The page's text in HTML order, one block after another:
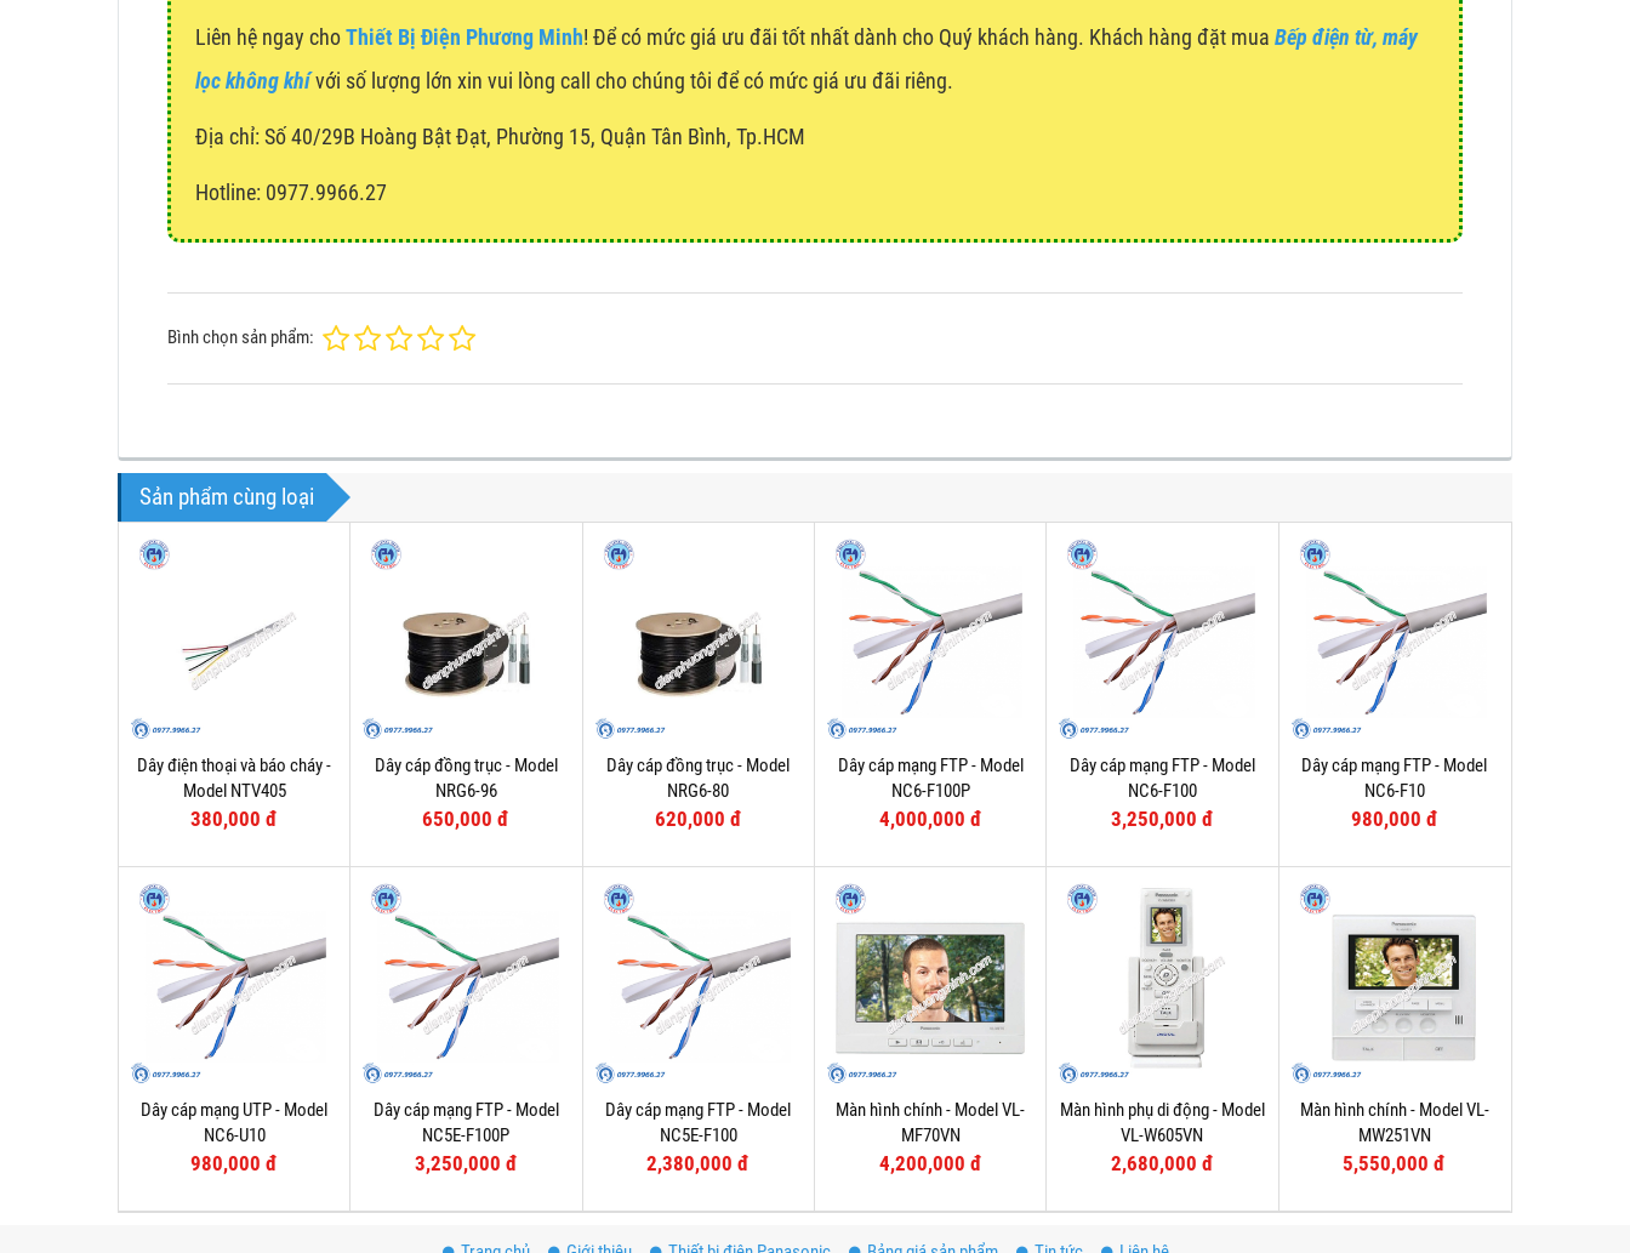
Liên hệ ngay choThiết Bị Điện Phương Minh! Để có mức giá ưu đãi tốt nhất dành cho Quý khách hàng. Khách hàng đặt mua Bếp điện từ, máy
lọc không khívới số lượng lớn xin vui lòng call cho chúng tôi để có mức giá ưu đãi riêng.
Địa chỉ: Số 40/29B Hoàng Bật Đạt, Phường 15, Quận Tân Bình, Tp.HCM
Hotline: 0977.9966.27
Bình chọn sản phẩm:
Sản phẩm cùng loại
Dây điện thoại và báo cháy -
Model NTV405
380,000 đ
Dây cáp đồng trục - Model
NRG6-96
650,000 đ
Dây cáp đồng trục - Model
NRG6-80
620,000 đ
Dây cáp mạng FTP - Model
NC6-F100P
4,000,000 đ
Dây cáp mạng FTP - Model
NC6-F100
3,250,000 đ
Dây cáp mạng FTP - Model
NC6-F10
980,000 đ
Dây cáp mạng UTP - Model
NC6-U10
980,000 đ
Dây cáp mạng FTP - Model
NC5E-F100P
3,250,000 đ
Dây cáp mạng FTP - Model
NC5E-F100
2,380,000 đ
Màn hình chính - Model VL-
MF70VN
4,200,000 đ
Màn hình phụ di động - Model
VL-W605VN
2,680,000 đ
Màn hình chính - Model VL-
MW251VN
5,550,000 đ